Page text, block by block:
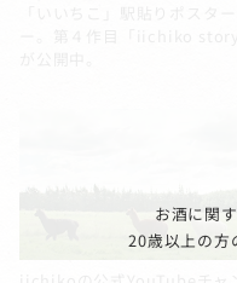
お酒に関
20歳以上の方